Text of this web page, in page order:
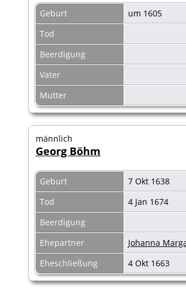
Geburt um 1605
Tod
Beerdigung
Vater
Mutter
männlich
Georg Böhm
Geburt 7 Okt 1638
Tod
4 Jan 1674
Beerdigung
Ehepartner
Johanna
Eheschließung
4 Okt 1663